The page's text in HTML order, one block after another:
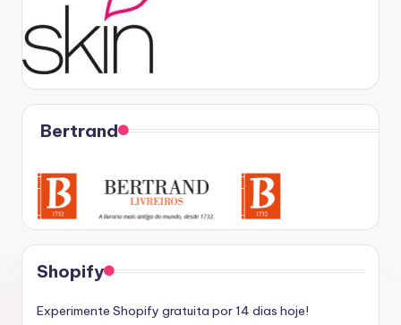
Bertrand
Shopify
Experimente Shopify gratuita por 14 dias hoje!